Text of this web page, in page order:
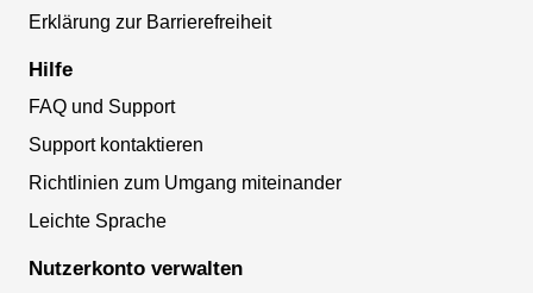
Erklärung zur Barrierefreiheit
Hilfe
FAQ und Support
Support kontaktieren
Richtlinien zum Umgang miteinander
Leichte Sprache
Nutzerkonto verwalten